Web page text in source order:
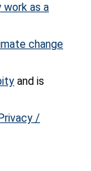
as a
change
and is
/